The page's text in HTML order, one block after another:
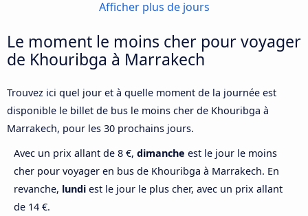
Afficher plus de jours
Le moment le moins cher pour voyager
de Khouribga à Marrakech
Trouvez ici quel jour et à quelle moment de la journée est
disponible le billet de bus le moins cher de Khouribga à
Marrakech, pour les 30 prochains jours.
Avec un prix allant de 8 €, dimanche est le jour le moins
cher pour voyager en bus de Khouribga à Marrakech. En
revanche, lundi est le jour le plus cher, avec un prix allant
de 14 €.